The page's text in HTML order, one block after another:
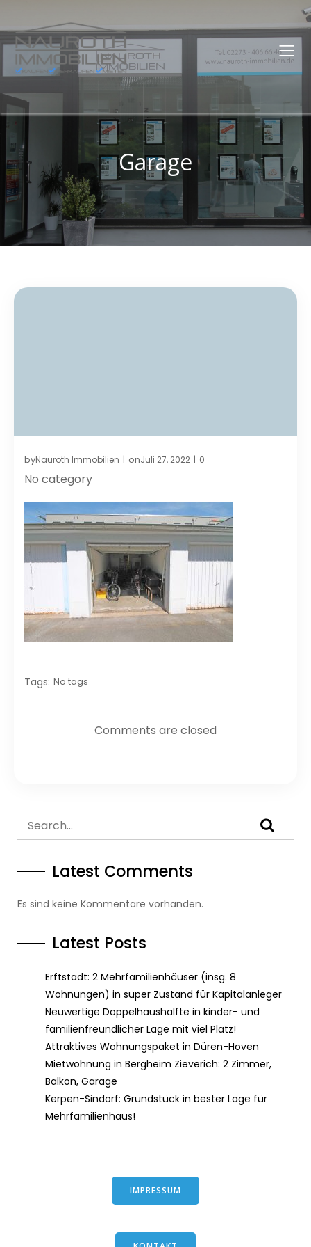
Garage
byNauroth Immobilien | onJuli 27, 2022 | 0
No category
Tags: No tags
Comments are closed
Latest Comments
Es sind keine Kommentare vorhanden.
Latest Posts
Erftstadt: 2 Mehrfamilienhäuser (insg. 8
Wohnungen) in super Zustand für Kapitalanleger
Neuwertige Doppelhaushälfte in kinder- und
familienfreundlicher Lage mit viel Platz!
Attraktives Wohnungspaket in Düren-Hoven
Mietwohnung in Bergheim Zieverich: 2 Zimmer,
Balkon, Garage
Kerpen-Sindorf: Grundstück in bester Lage für
Mehrfamilienhaus!
IMPRESSUM